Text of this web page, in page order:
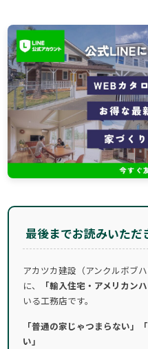
最後までお読みいただ
アカツカ建設（アンクルボブ
に、
「輸入住宅・アメリカンハ
いる工務店です。
「普通の家じゃつまらない」
い」